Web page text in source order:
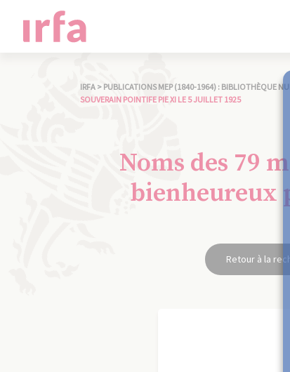
IRFA > PUBLICATIONS MEP (1840-1964) : BIBLIOTHÈQUE
SOUVERAIN POINTIFE PIE XI LE 5 JUILLET 1925
Noms des 79
bienheureux
Retour à la